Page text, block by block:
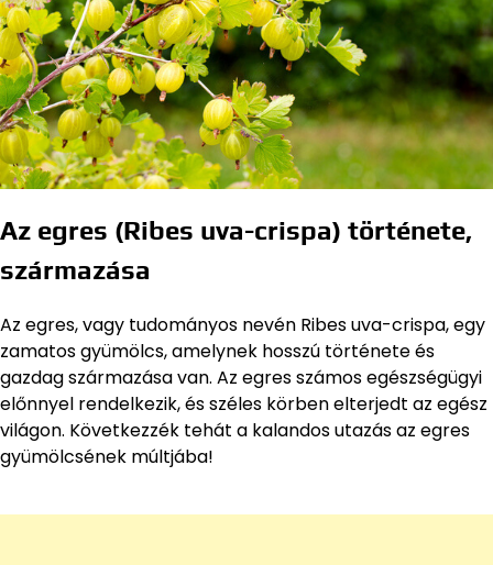
Az egres (Ribes uva-crispa) története,
származása
Az egres, vagy tudományos nevén Ribes uva-crispa, egy
zamatos gyümölcs, amelynek hosszú története és
gazdag származása van. Az egres számos egészségügyi
előnnyel rendelkezik, és széles körben elterjedt az egész
világon. Következzék tehát a kalandos utazás az egres
gyümölcsének múltjába!